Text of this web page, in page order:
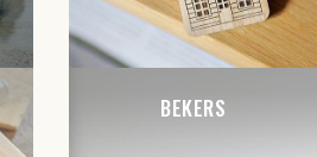
BEKERS